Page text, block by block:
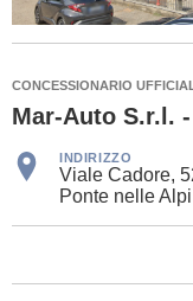
CONCESSIONARIO
Mar-Auto S.r.l.
INDIRIZZO
Viale Cadore,
Ponte nelle